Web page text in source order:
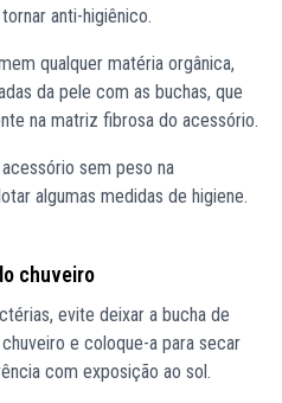
anti-higiênico.
qualquer matéria orgânica,
da pele com as buchas, que
na matriz fibrosa do acessório.
sem peso na
algumas medidas de higiene.
chuveiro
evite deixar a bucha de
e coloque-a para secar
com exposição ao sol.